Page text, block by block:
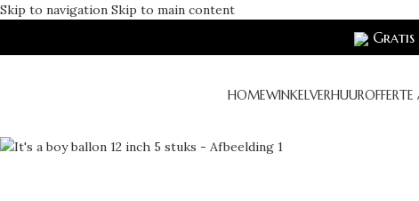
Skip to navigation Skip to main content
Gratis
HOMEWINKELVERHUUR